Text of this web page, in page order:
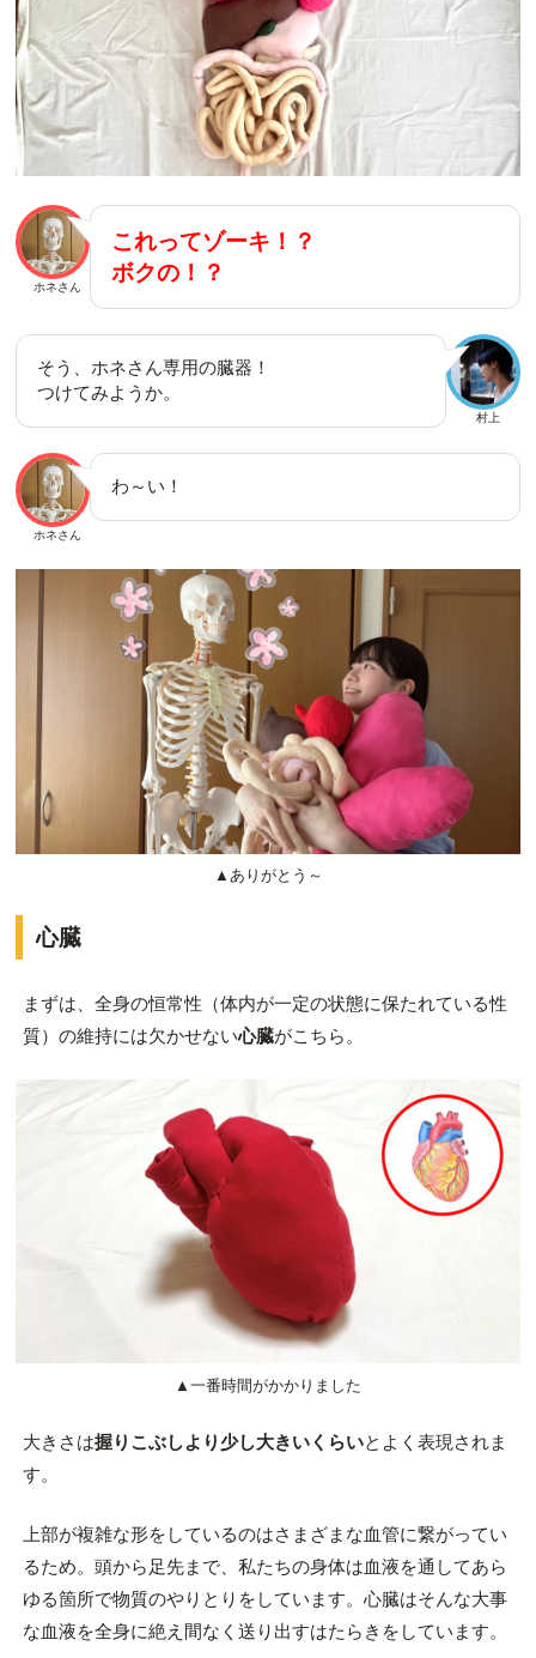
ホネさん
これってゾーキ！？
ボクの！？
村上
そう、ホネさん専用の臓器！
つけてみようか。
ホネさん
わ～い！
▲ありがとう～
心臓
まずは、全身の恒常性（体内が一定の状態に保たれている性
質）の維持には欠かせない心臓がこちら。
▲一番時間がかかりました
大きさは握りこぶしより少し大きいくらいとよく表現されま
す。
上部が複雑な形をしているのはさまざまな血管に繋がってい
るため。頭から足先まで、私たちの身体は血液を通してあら
ゆる箇所で物質のやりとりをしています。心臓はそんな大事
な血液を全身に絶え間なく送り出すはたらきをしています。